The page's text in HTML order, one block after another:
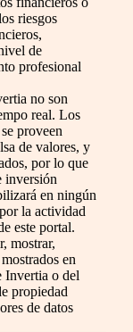
riesgos
de
profesional
no son
real. Los
proveen
de valores, y
por lo que
inversión
en ningún
la actividad
este portal.
mostrar,
en
Invertia o del
propiedad
de datos